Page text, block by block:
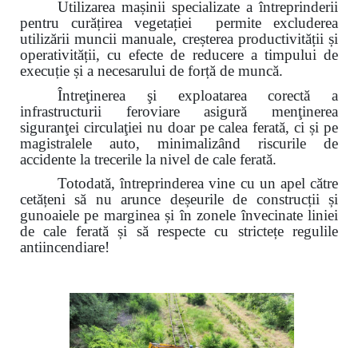
Utilizarea mașinii specializate a întreprinderii
pentru curățirea vegetației permite excluderea
utilizării muncii manuale, creșterea productivității și
operativității, cu efecte de reducere a timpului de
execuție și a necesarului de forță de muncă.
Întreţinerea şi exploatarea corectă a
infrastructurii feroviare asigură menţinerea
siguranţei circulaţiei nu doar pe calea ferată, ci și pe
magistralele auto, minimalizând riscurile de
accidente la trecerile la nivel de cale ferată.
Totodată, întreprinderea vine cu un apel către
cetățenisă nu arunce deșeurile de construcții și
gunoaiele pe marginea și în zonele învecinateliniei
de cale ferată și să respecte cu strictețe regulile
antiincendiare!